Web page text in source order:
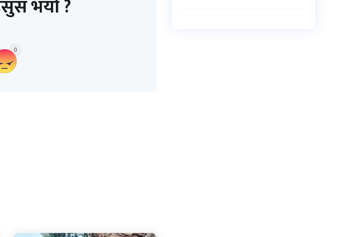
भयो ?
0